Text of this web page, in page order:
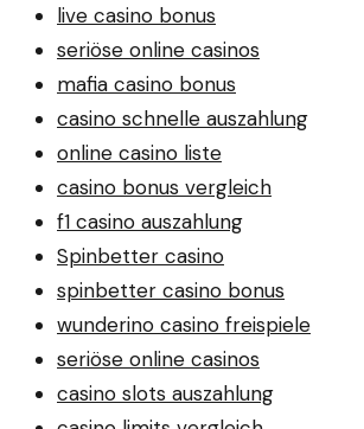
live casino bonus
seriöse online casinos
mafia casino bonus
casino schnelle auszahlung
online casino liste
casino bonus vergleich
f1 casino auszahlung
Spinbetter casino
spinbetter casino bonus
wunderino casino freispiele
seriöse online casinos
casino slots auszahlung